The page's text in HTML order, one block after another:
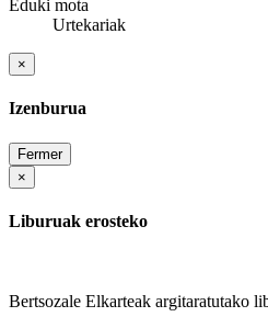
Eduki mota
Urtekariak
×
Izenburua
Fermer
×
Liburuak erosteko
Bertsozale Elkarteak argitaratutako